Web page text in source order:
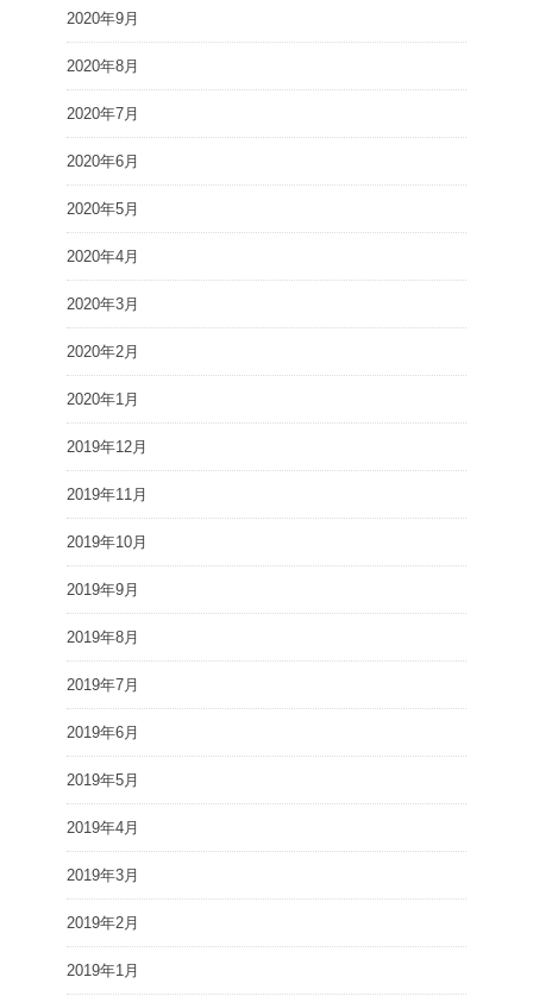
2020年9月
2020年8月
2020年7月
2020年6月
2020年5月
2020年4月
2020年3月
2020年2月
2020年1月
2019年12月
2019年11月
2019年10月
2019年9月
2019年8月
2019年7月
2019年6月
2019年5月
2019年4月
2019年3月
2019年2月
2019年1月